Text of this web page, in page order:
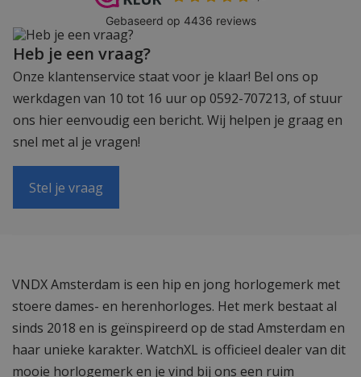
Heb je een vraag?
Onze klantenservice staat voor je klaar! Bel ons op
werkdagen van 10 tot 16 uur op 0592-707213, of stuur
ons hier eenvoudig een bericht. Wij helpen je graag en
snel met al je vragen!
Stel je vraag
VNDX Amsterdam is een hip en jong horlogemerk met
stoere dames- en herenhorloges. Het merk bestaat al
sinds 2018 en is geïnspireerd op de stad Amsterdam en
haar unieke karakter. WatchXL is officieel dealer van dit
mooie horlogemerk en je vind bij ons een ruim